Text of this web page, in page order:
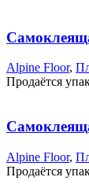
Alpine Floor,
Продаётся
Alpine Floor,
Продаётся